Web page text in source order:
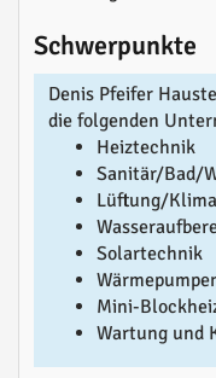
Schwerpunkte
Denis Pfeifer
die folgenden
Heiztechnik
Sanitär/Bad/
Lüftung/Klima
Solartechnik
Mini-
Wartung und